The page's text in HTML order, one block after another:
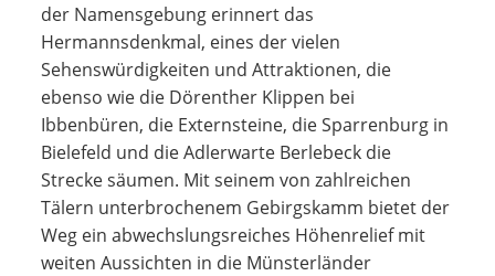
der Namensgebung erinnert das
Hermannsdenkmal, eines der vielen
Sehenswürdigkeiten und Attraktionen, die
ebenso wie die Dörenther Klippen bei
Ibbenbüren, die Externsteine, die Sparrenburg in
Bielefeld und die Adlerwarte Berlebeck die
Strecke säumen. Mit seinem von zahlreichen
Tälern unterbrochenem Gebirgskamm bietet der
Weg ein abwechslungsreiches Höhenrelief mit
weiten Aussichten in die Münsterländer